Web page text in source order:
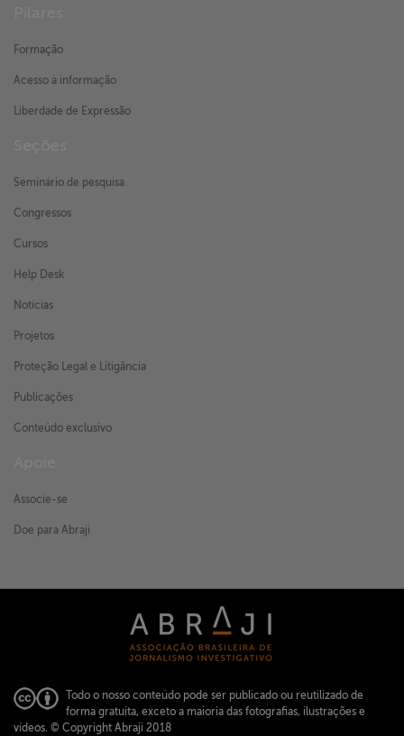
Formação
Acesso à informação
Liberdade de Expressão
Seminário de pesquisa
Congressos
Cursos
Help Desk
Notícias
Projetos
Proteção Legal e Litigância
Publicações
Conteúdo exclusivo
Associe-se
Doe para Abraji
Todo o nosso conteúdo pode ser publicado ou reutilizado de
forma gratuita, exceto a maioria das fotografias, ilustrações e
vídeos. © Copyright Abraji 2018